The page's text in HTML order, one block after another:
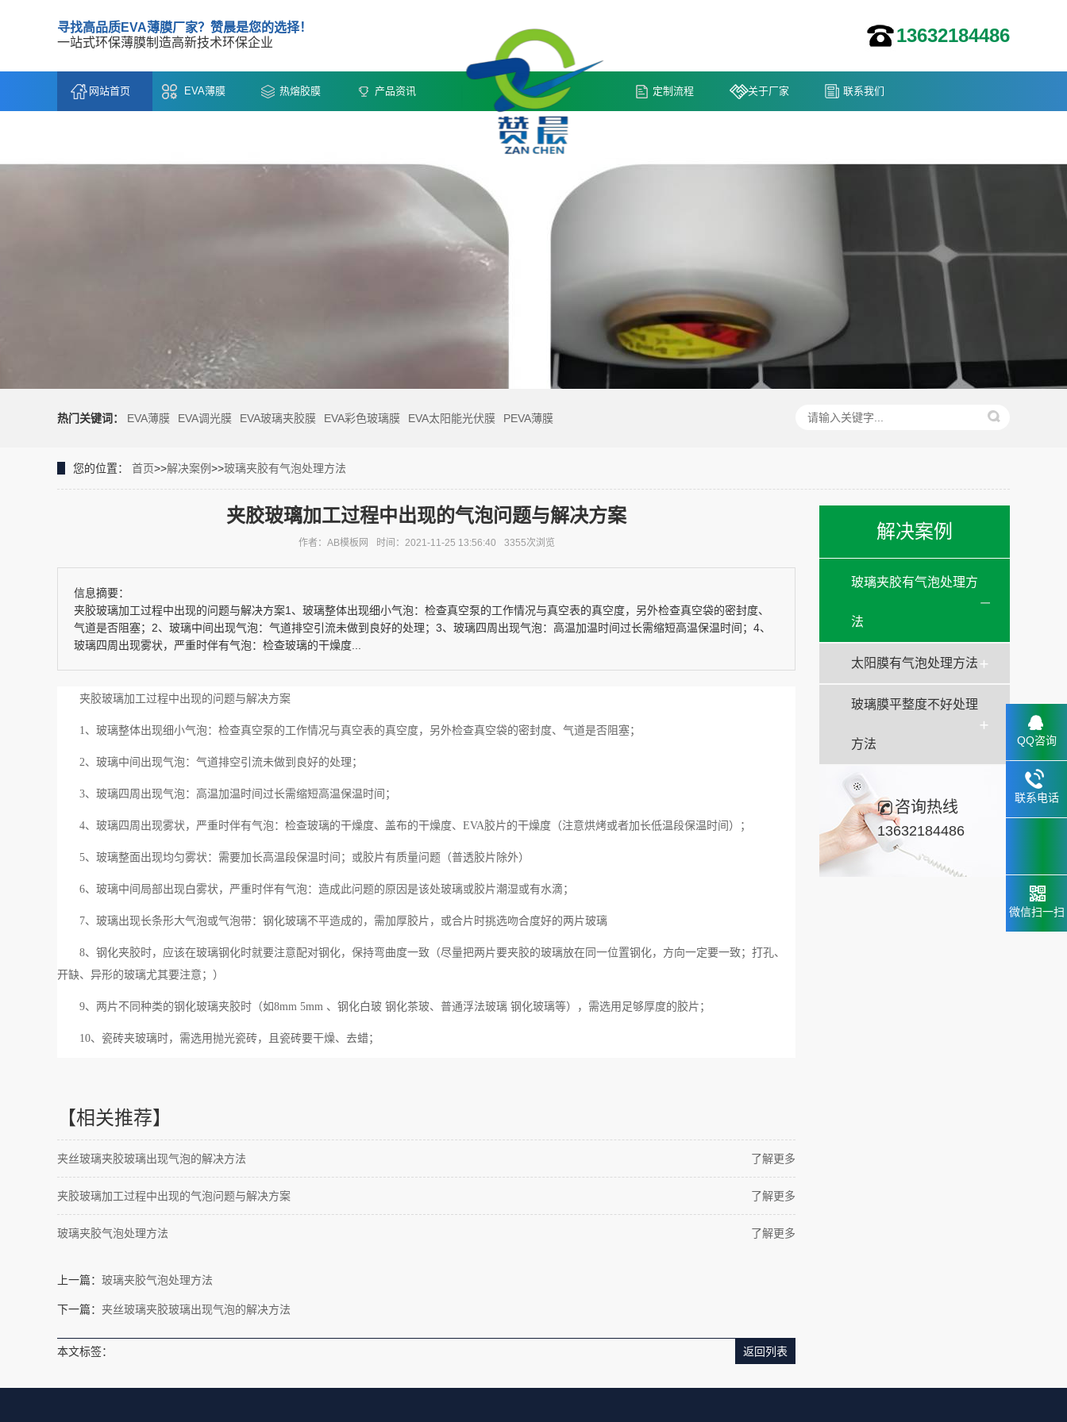
寻找高品质EVA薄膜厂家？赞晨是您的选择！
一站式环保薄膜制造高新技术环保企业
13632184486
网站首页 EVA薄膜 热熔胶膜 产品资讯 定制流程 关于厂家 联系我们
热门关键词： EVA薄膜 EVA调光膜 EVA玻璃夹胶膜 EVA彩色玻璃膜 EVA太阳能光伏膜 PEVA薄膜
您的位置： 首页>>解决案例>>玻璃夹胶有气泡处理方法
解决案例
玻璃夹胶有气泡处理方
法
太阳膜有气泡处理方法
玻璃膜平整度不好处理
方法
咨询热线
13632184486
夹胶玻璃加工过程中出现的气泡问题与解决方案
作者：AB模板网 时间：2021-11-25 13:56:40 3355次浏览
信息摘要：
夹胶玻璃加工过程中出现的问题与解决方案1、玻璃整体出现细小气泡：检查真空泵的工作情况与真空表的真空度，另外检查真空袋的密封度、
气道是否阻塞；2、玻璃中间出现气泡：气道排空引流未做到良好的处理；3、玻璃四周出现气泡：高温加温时间过长需缩短高温保温时间；4、
玻璃四周出现雾状，严重时伴有气泡：检查玻璃的干燥度...
夹胶玻璃加工过程中出现的问题与解决方案
1、玻璃整体出现细小气泡：检查真空泵的工作情况与真空表的真空度，另外检查真空袋的密封度、气道是否阻塞；
2、玻璃中间出现气泡：气道排空引流未做到良好的处理；
3、玻璃四周出现气泡：高温加温时间过长需缩短高温保温时间；
4、玻璃四周出现雾状，严重时伴有气泡：检查玻璃的干燥度、盖布的干燥度、EVA胶片的干燥度（注意烘烤或者加长低温段保温时间）；
5、玻璃整面出现均匀雾状：需要加长高温段保温时间；或胶片有质量问题（普透胶片除外）
6、玻璃中间局部出现白雾状，严重时伴有气泡：造成此问题的原因是该处玻璃或胶片潮湿或有水滴；
7、玻璃出现长条形大气泡或气泡带：钢化玻璃不平造成的，需加厚胶片，或合片时挑选吻合度好的两片玻璃
8、钢化夹胶时，应该在玻璃钢化时就要注意配对钢化，保持弯曲度一致（尽量把两片要夹胶的玻璃放在同一位置钢化，方向一定要一致；打孔、
开缺、异形的玻璃尤其要注意；）
9、两片不同种类的钢化玻璃夹胶时（如8mm 5mm 、钢化白玻 钢化茶玻、普通浮法玻璃 钢化玻璃等），需选用足够厚度的胶片；
10、瓷砖夹玻璃时，需选用抛光瓷砖，且瓷砖要干燥、去蜡；
【相关推荐】
了解更多
夹丝玻璃夹胶玻璃出现气泡的解决方法
了解更多
夹胶玻璃加工过程中出现的气泡问题与解决方案
了解更多
玻璃夹胶气泡处理方法
上一篇： 玻璃夹胶气泡处理方法
下一篇： 夹丝玻璃夹胶玻璃出现气泡的解决方法
返回列表
本文标签：
QQ咨询
联系电话
微信扫一扫